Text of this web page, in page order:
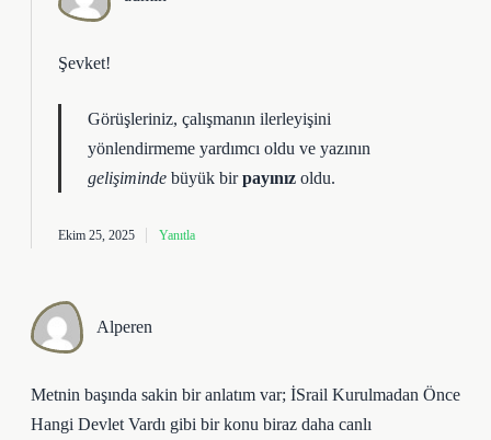
Şevket!
Görüşleriniz, çalışmanın ilerleyişini
yönlendirmeme yardımcı oldu ve yazının
gelişiminde büyük birpayınız oldu.
Ekim 25, 2025 Yanıtla
Alperen
Metnin başında sakin bir anlatım var; İSrail Kurulmadan Önce
Hangi Devlet Vardı gibi bir konu biraz daha canlı